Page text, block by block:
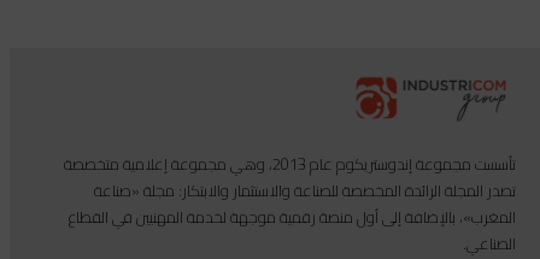
تأسست مجموعة إندوستريكوم عام 2013، وهي مجموعة إعلامية متخصصة
تصدر المجلة الرائدة المخصصة للصناعة والاستثمار والابتكار: مجلة «صناعة
المغرب»، بالإضافة إلى أول منصة رقمية موجهة لخدمة المهنيين في القطاع
الصناعي.